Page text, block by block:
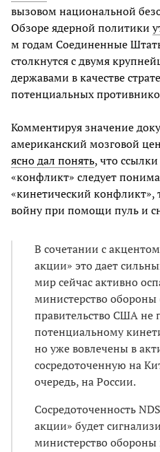
вызовом национальной
Обзоре ядерной политики
м годам Соединенные
столкнутся с двумя
державами в качестве
потенциальных
Комментируя значение
американский мозговой
ясно дал понять, что
«конфликт» следует
«кинетический конфликт»,
войну при помощи пуль и
В сочетании с
акции» это дает
мир сейчас активно
министерство
правительство США не
потенциальному
но уже вовлечены в
сосредоточенную на
очередь, на России.
Сосредоточенность
акции» будет
министерство обороны